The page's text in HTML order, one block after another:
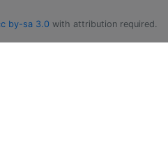
by-sa 3.0 with attribution required.